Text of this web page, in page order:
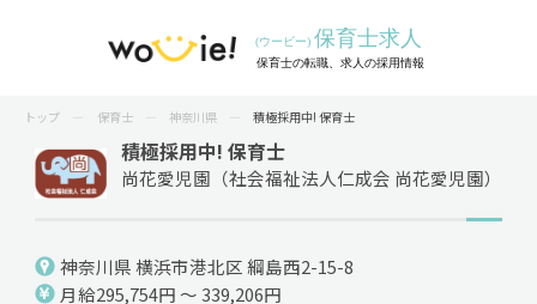
トップ 保育士 神奈川県 積極採用中! 保育士
積極採用中! 保育士
尚花愛児園（社会福祉法人仁成会 尚花愛児園）
神奈川県 横浜市港北区 綱島西2-15-8
月給295,754円 ～ 339,206円